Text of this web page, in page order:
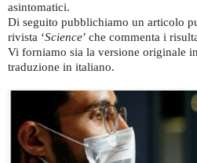
asintomatici.
Di seguito pubblichiamo un articolo
rivista ‘Science’ che commenta i
Vi forniamo sia la versione originale
traduzione in italiano.